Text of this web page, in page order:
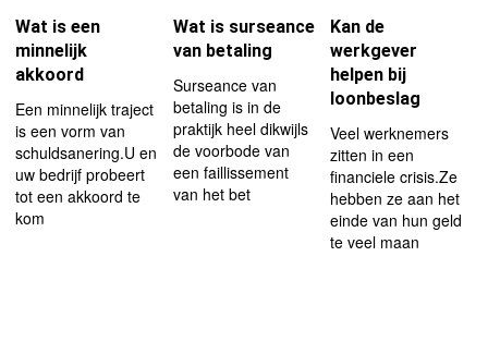
Wat is een
minnelijk
akkoord
Een minnelijk traject
is een vorm van
schuldsanering.U en
uw bedrijf probeert
tot een akkoord te
kom
Wat is surseance
van betaling
Surseance van
betaling is in de
praktijk heel dikwijls
de voorbode van
een faillissement
van het bet
Kan de
werkgever
helpen bij
loonbeslag
Veel werknemers
zitten in een
financiele crisis.Ze
hebben ze aan het
einde van hun geld
te veel maan